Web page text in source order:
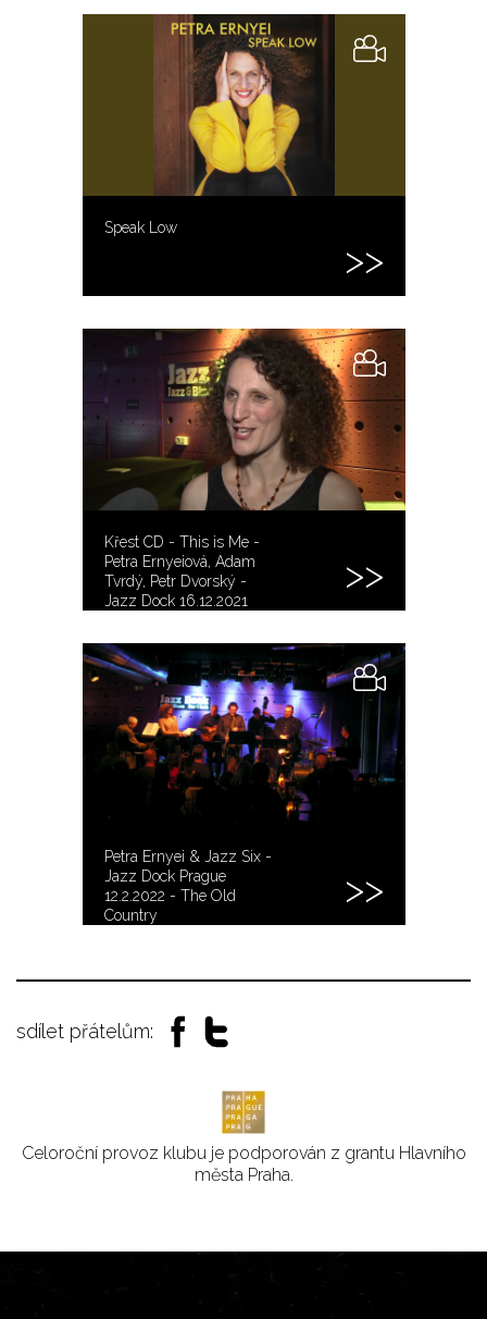
Speak Low
Křest CD - This is Me -
Petra Ernyeiová, Adam
Tvrdý, Petr Dvorský -
Jazz Dock 16.12.2021
Petra Ernyei & Jazz Six -
Jazz Dock Prague
12.2.2022 - The Old
Country
sdílet přátelům:
Celoroční provoz klubu je podporován z grantu Hlavního
města Praha.